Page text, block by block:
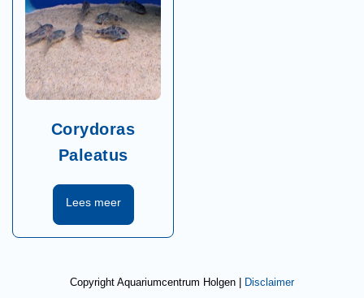
Corydoras
Paleatus
Copyright Aquariumcentrum Holgen | Disclaimer